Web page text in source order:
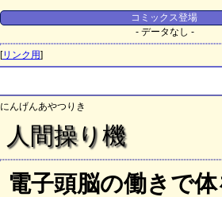
コミックス登場
- データなし -
[リンク用]
にんげんあやつりき
人間操り機
電子頭脳の働きで